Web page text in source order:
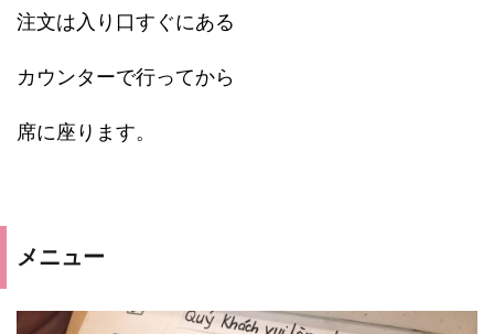
注文は入り口すぐにある
カウンターで行ってから
席に座ります。
メニュー